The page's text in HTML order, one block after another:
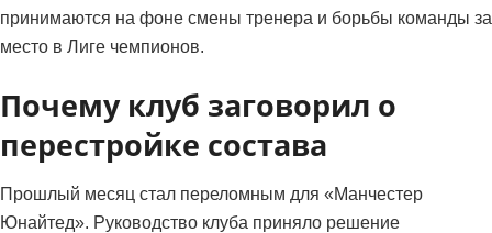
принимаются на фоне смены тренера и борьбы команды за
место в Лиге чемпионов.
Почему клуб заговорил о
перестройке состава
Прошлый месяц стал переломным для «Манчестер
Юнайтед». Руководство клуба приняло решение